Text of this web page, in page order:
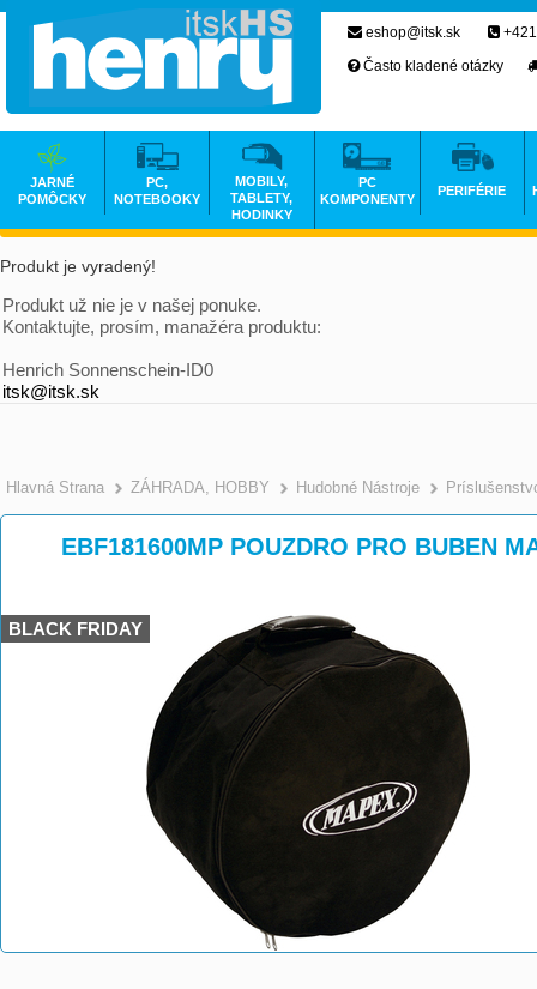
Produkt je vyradený!
Produkt už nie je v našej ponuke.
Kontaktujte, prosím, manažéra produktu:
Henrich Sonnenschein-ID0
itsk@itsk.sk
Hlavná Strana >
ZÁHRADA, HOBBY >
Hudobné Nástroje
EBF181600MP POUZDRO PRO BUBEN
BLACK FRIDAY
eshop@itsk.sk
Často kladené otázky
JARNÉ
POMÔCKY
PC,
NOTEBOOKY
MOBILY,
TABLETY,
HODINKY
PC
KOMPONENTY
PERIFÉRIE